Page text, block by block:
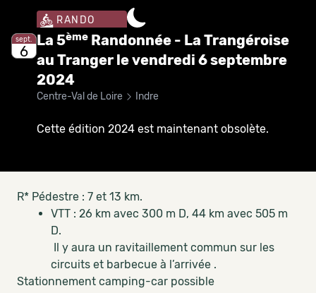
sept.
6
RANDO
La 5ème Randonnée - La Trangéroise
au Tranger le vendredi 6 septembre
2024
Centre-Val de Loire Indre
Cette édition 2024 est maintenant obsolète.
R* Pédestre : 7 et 13 km.
VTT : 26 km avec 300 m D, 44 km avec 505 m
D.
Il y aura un ravitaillement commun sur les
circuits et barbecue à l’arrivée .
Stationnement camping-car possible